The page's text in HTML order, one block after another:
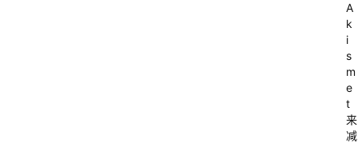
A
k
i
s
m
e
t
来
减